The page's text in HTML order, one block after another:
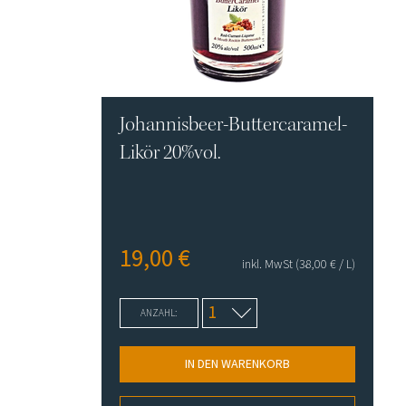
Johannisbeer-Buttercaramel-
Likör 20%vol.
19,00€ inkl. MwSt (38,00 €/ L)
ANZAHL:
IN DEN WARENKORB